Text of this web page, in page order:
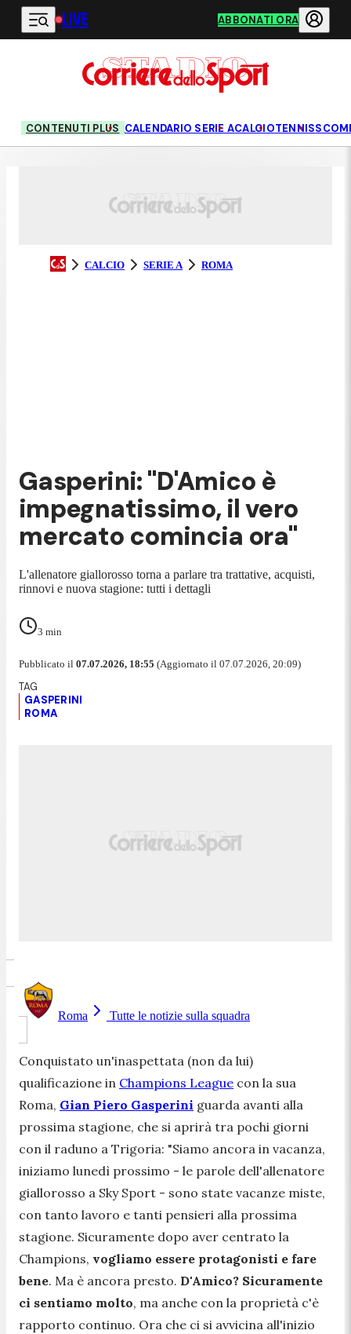
Vai al contenuto principale
LIVE ABBONATI ORA
CONTENUTI PLUS CALENDARIO SERIE ACALCIOTENNIS
CALCIO SERIE A ROMA
Gasperini: "D'Amico è
impegnatissimo, il vero
mercato comincia ora"
L'allenatore giallorosso torna a parlare tra trattative, acquisti,
rinnovi e nuova stagione: tutti i dettagli
3 min
Pubblicato il 07.07.2026, 18:55 (Aggiornato il 07.07.2026, 20:09)
GASPERINI
ROMA
Roma Tutte le notizie sulla squadra
Conquistato un'inaspettata (non da lui)
qualificazione in Champions League con la sua
Roma, Gian Piero Gasperini guarda avanti alla
prossima stagione, che si aprirà tra pochi giorni
con il raduno a Trigoria: "Siamo ancora in vacanza,
iniziamo lunedì prossimo - le parole dell'allenatore
giallorosso a Sky Sport - sono state vacanze miste,
con tanto lavoro e tanti pensieri alla prossima
stagione. Sicuramente dopo aver centrato la
Champions, vogliamo essere protagonisti e fare
bene. Ma è ancora presto. D'Amico? Sicuramente
ci sentiamo molto, ma anche con la proprietà c'è
rapporto continuo. Ora che ci si avvicina all'inizio